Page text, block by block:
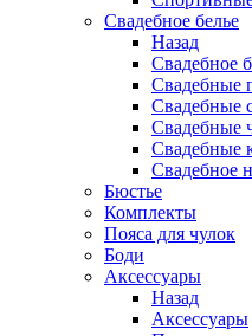
Свадебное белье
Назад
Свадебное
Свадебные
Свадебные
Свадебные
Свадебные
Свадебное
Бюстье
Комплекты
Пояса для чулок
Боди
Аксессуары
Назад
Аксессуары